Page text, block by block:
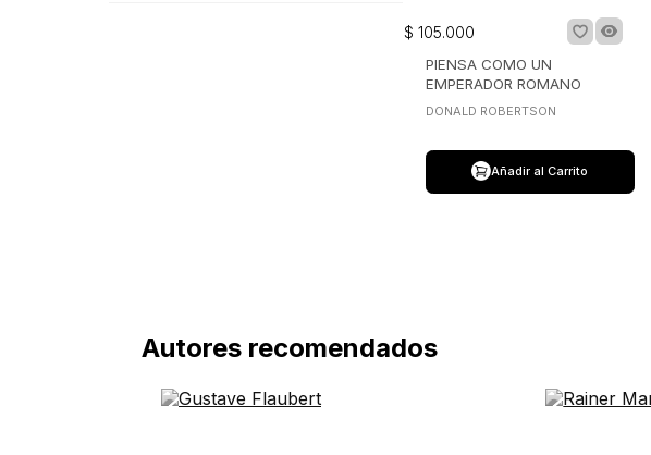
$ 105.000
PIENSA COMO UN
EMPERADOR ROMANO
DONALD ROBERTSON
Añadir al Carrito
Autores recomendados